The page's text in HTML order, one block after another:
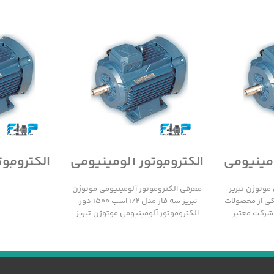
فاز
تبریز
1000 دور یکی از محصولات
معتبر
الکتروموتور آلومینیومی
موتوژن تبریز سه فاز
مدل 1/2 اسب 1500 دور
معرفی الکتروموتور آلومینیومی موتوژن
تبریز سه فاز مدل 1/2 اسب 1500 دور:
الکتروموتور آلومینیومی موتوژن تبریز